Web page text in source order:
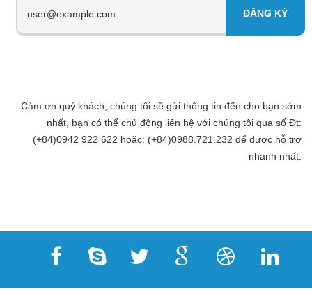
Cảm ơn quý khách, chúng tôi sẽ gửi thông tin đến cho bạn sớm
nhất, bạn có thể chủ động liên hệ với chúng tôi qua số Đt:
(+84)0942 922 622 hoặc: (+84)0988.721.232 để được hỗ trợ
nhanh nhất.